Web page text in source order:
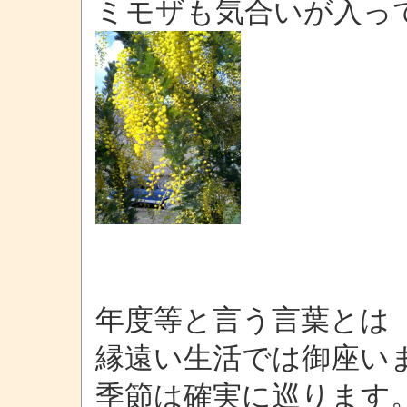
ミモザも気合いが入っ
年度等と言う言葉とは
縁遠い生活では御座い
季節は確実に巡ります